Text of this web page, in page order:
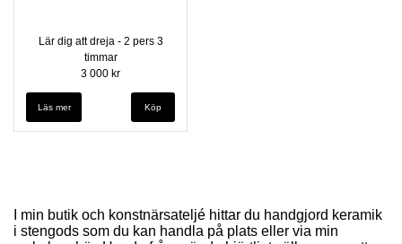
Lär dig att dreja - 2 pers 3
timmar
3 000 kr
Läs mer
I min butik och konstnärsateljé hittar du handgjord keramik
i stengods som du kan handla på plats eller via min